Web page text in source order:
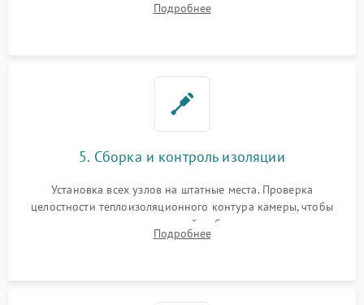
выгоревших реле, восстановление контактов и замена
Подробнее
5. Сборка и контроль изоляции
Установка всех узлов на штатные места. Проверка
целостности теплоизоляционного контура камеры, чтобы
исключить перегрев кухонной мебели и потерю тепла.
Надежная фиксация клемм и сборка корпуса шкафа.
Подробнее